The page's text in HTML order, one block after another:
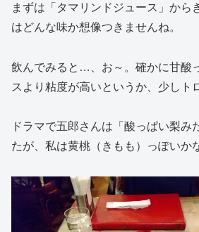
まずは「タマリンドジュース」から
はどんな味か想像つきませんね。
飲んでみると…、お～。確かに甘酸
スより粘度が高いというか、少しト
ドラマで五郎さんは「酸っぱい梨み
たが、私は黄桃（きもも）っぽいか